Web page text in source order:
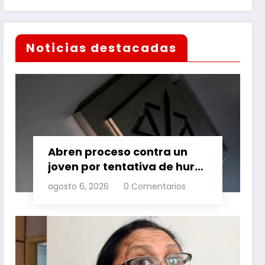
Noticias destacadas
Abren proceso contra un
joven por tentativa de hurto
agravado
agosto 6, 2026 0 Comentarios